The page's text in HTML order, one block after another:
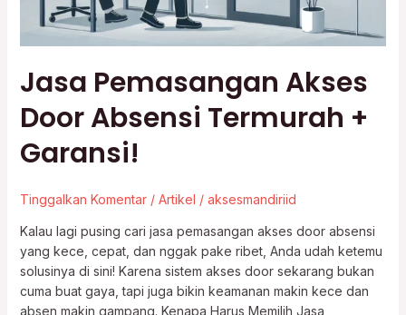
Jasa Pemasangan Akses
Door Absensi Termurah +
Garansi!
Tinggalkan Komentar / Artikel / aksesmandiriid
Kalau lagi pusing cari jasa pemasangan akses door absensi
yang kece, cepat, dan nggak pake ribet, Anda udah ketemu
solusinya di sini! Karena sistem akses door sekarang bukan
cuma buat gaya, tapi juga bikin keamanan makin kece dan
absen makin gampang. Kenapa Harus Memilih Jasa